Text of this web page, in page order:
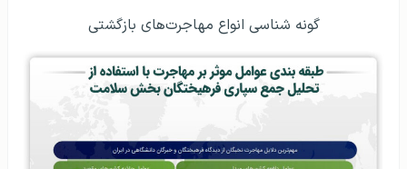
گونه شناسی انواع مهاجرت‌های بازگشتی